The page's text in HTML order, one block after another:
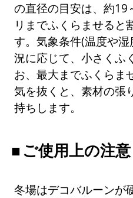
の直径の目安は、約
リまでふくらませると
す。気象条件(温度や
況に応じて、小さくふ
お、最大までふくらま
気を抜くと、素材の張
持ちします。
ご使用上の注意
冬場はデコバルーンが